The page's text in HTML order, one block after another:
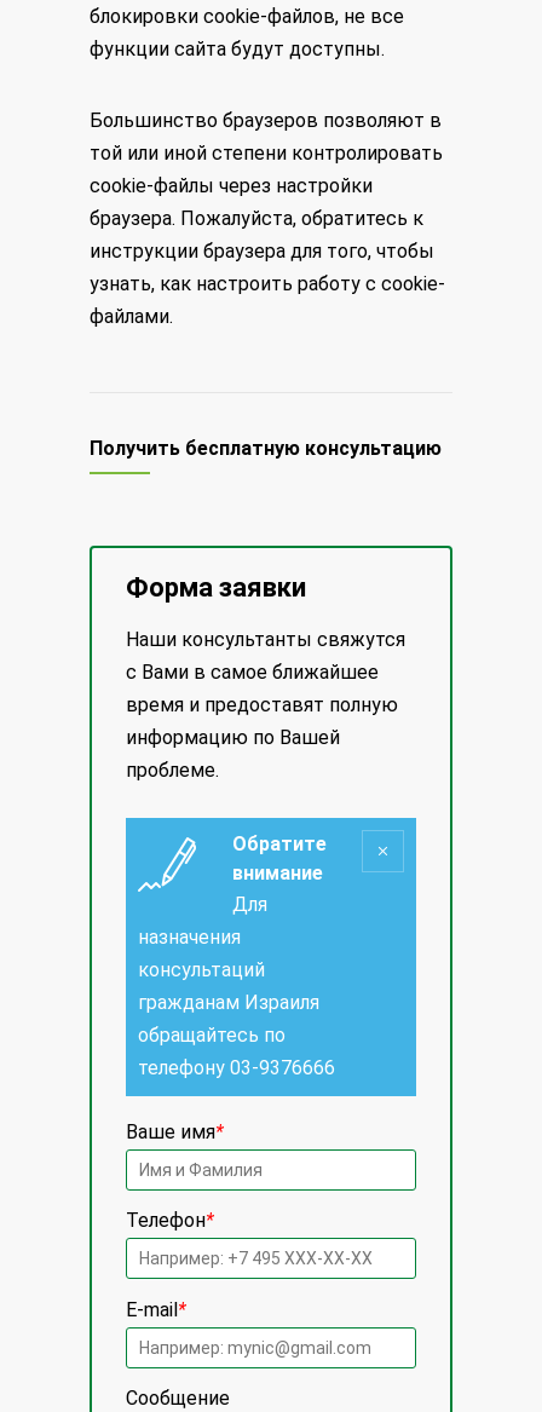
блокировки cookie-файлов, не все
функции сайта будут доступны.
Большинство браузеров позволяют в
той или иной степени контролировать
cookie-файлы через настройки
браузера. Пожалуйста, обратитесь к
инструкции браузера для того, чтобы
узнать, как настроить работу с cookie-
файлами.
Получить бесплатную консультацию
Форма заявки
Наши консультанты свяжутся
с Вами в самое ближайшее
время и предоставят полную
информацию по Вашей
проблеме.
Обратите
внимание
Для
назначения
консультаций
гражданам Израиля
обращайтесь по
телефону 03-9376666
Ваше имя*
Телефон*
E-mail*
Сообщение